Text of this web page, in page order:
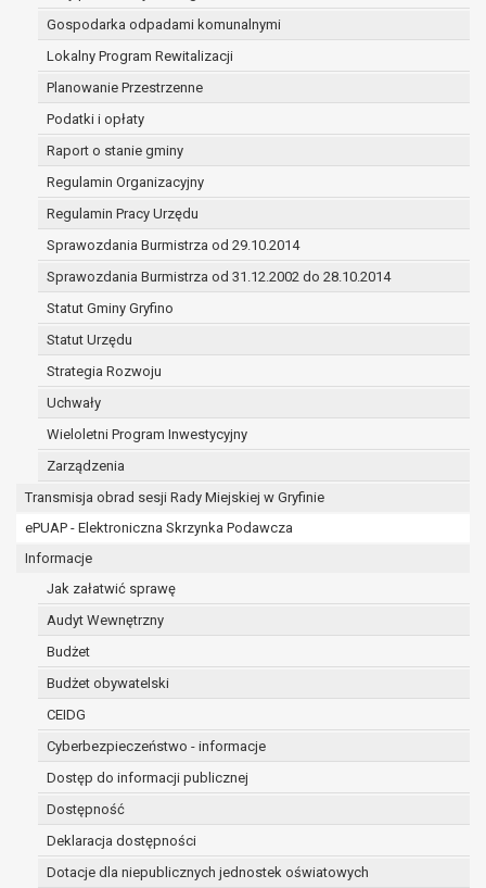
Gospodarka odpadami komunalnymi
Lokalny Program Rewitalizacji
Planowanie Przestrzenne
Podatki i opłaty
Raport o stanie gminy
Regulamin Organizacyjny
Regulamin Pracy Urzędu
Sprawozdania Burmistrza od 29.10.2014
Sprawozdania Burmistrza od 31.12.2002 do 28.10.2014
Statut Gminy Gryfino
Statut Urzędu
Strategia Rozwoju
Uchwały
Wieloletni Program Inwestycyjny
Zarządzenia
Transmisja obrad sesji Rady Miejskiej w Gryfinie
ePUAP - Elektroniczna Skrzynka Podawcza
Informacje
Jak załatwić sprawę
Audyt Wewnętrzny
Budżet
Budżet obywatelski
CEIDG
Cyberbezpieczeństwo - informacje
Dostęp do informacji publicznej
Dostępność
Deklaracja dostępności
Dotacje dla niepublicznych jednostek oświatowych
(merytorycznych), a także obowiązków i
zadań zleconych przez instytucje
nadrzędne wobec Gminy;
zawarcia i realizacji umów;
ochrony żywotnych interesów osoby, której
dane dotyczą, lub innej osoby fizycznej;
wykonania zadania realizowanego w
interesie publicznym lub w ramach
sprawowania władzy publicznej
powierzonej administratorowi;
w pozostałych przypadkach dane osobowe
przetwarzane są wyłącznie na podstawie
wcześniej udzielonej zgody w zakresie i celu
określonym w treści zgody.
W związku z przetwarzaniem danych w celu
wskazanym w pkt. 3, dane osobowe mogą być
udostępniane innym upoważnionym odbiorcom lub
kategoriom odbiorców danych osobowych.
Odbiorcami mogą być:
osobowe w imieniu administratora na
powierzenia przetwarzania danych
podmioty upoważnione do odbioru danych
przepisów prawa.
Pani/Pana dane osobowe będą przetwarzane
przez okres niezbędny do realizacji celu dla jakiego
zostały zebrane oraz zgodnie z terminami
archiwizacji określonymi przez przepisy prawa
powszechnie obowiązującego.
W przypadku, gdy dane osobowe przetwarzane są
na podstawie zgody osoby, której dane dotyczą
przetwarzanie odbywa się do czasu wycofania tej
zgody.
W przypadku, gdy dane osobowe przetwarzane są